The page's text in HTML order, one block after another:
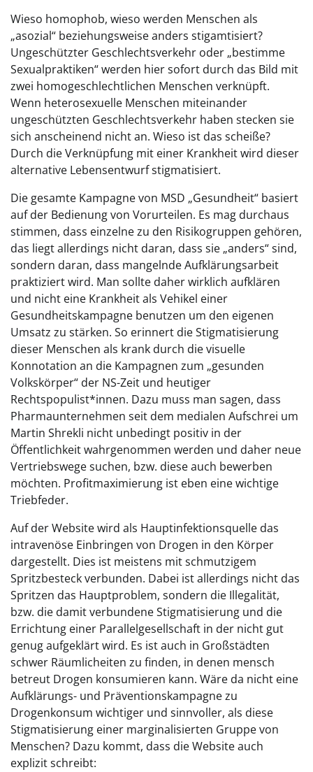
Wieso homophob, wieso werden Menschen als
„asozial“ beziehungsweise anders stigamtisiert?
Ungeschützter Geschlechtsverkehr oder „bestimme
Sexualpraktiken“ werden hier sofort durch das Bild mit
zwei homogeschlechtlichen Menschen verknüpft.
Wenn heterosexuelle Menschen miteinander
ungeschützten Geschlechtsverkehr haben stecken sie
sich anscheinend nicht an. Wieso ist das scheiße?
Durch die Verknüpfung mit einer Krankheit wird dieser
alternative Lebensentwurf stigmatisiert.
Die gesamte Kampagne von MSD „Gesundheit“ basiert
auf der Bedienung von Vorurteilen. Es mag durchaus
stimmen, dass einzelne zu den Risikogruppen gehören,
das liegt allerdings nicht daran, dass sie „anders“ sind,
sondern daran, dass mangelnde Aufklärungsarbeit
praktiziert wird. Man sollte daher wirklich aufklären
und nicht eine Krankheit als Vehikel einer
Gesundheitskampagne benutzen um den eigenen
Umsatz zu stärken. So erinnert die Stigmatisierung
dieser Menschen als krank durch die visuelle
Konnotation an die Kampagnen zum „gesunden
Volkskörper“ der NS-Zeit und heutiger
Rechtspopulist*innen. Dazu muss man sagen, dass
Pharmaunternehmen seit dem medialen Aufschrei um
Martin Shrekli nicht unbedingt positiv in der
Öffentlichkeit wahrgenommen werden und daher neue
Vertriebswege suchen, bzw. diese auch bewerben
möchten. Profitmaximierung ist eben eine wichtige
Triebfeder.
Auf der Website wird als Hauptinfektionsquelle das
intravenöse Einbringen von Drogen in den Körper
dargestellt. Dies ist meistens mit schmutzigem
Spritzbesteck verbunden. Dabei ist allerdings nicht das
Spritzen das Hauptproblem, sondern die Illegalität,
bzw. die damit verbundene Stigmatisierung und die
Errichtung einer Parallelgesellschaft in der nicht gut
genug aufgeklärt wird. Es ist auch in Großstädten
schwer Räumlicheiten zu finden, in denen mensch
betreut Drogen konsumieren kann. Wäre da nicht eine
Aufklärungs- und Präventionskampagne zu
Drogenkonsum wichtiger und sinnvoller, als diese
Stigmatisierung einer marginalisierten Gruppe von
Menschen? Dazu kommt, dass die Website auch
explizit schreibt: